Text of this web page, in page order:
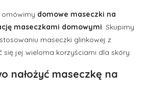
omówimy domowe maseczki na
maseczkami domowymi. Skupimy
maseczki glinkowej z
się jej wieloma korzyściami dla skóry.
nałożyć maseczkę na